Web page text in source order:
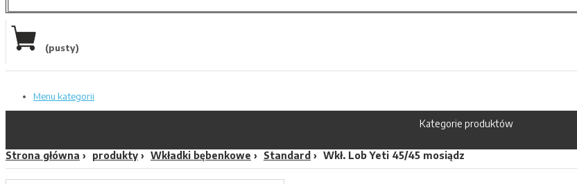
(pusty)
Menu kategorii
Kategorie produktów
Strona główna produkty Wkładki bębenkowe Standard Wkł. Lob Yeti 45/45 mosiądz